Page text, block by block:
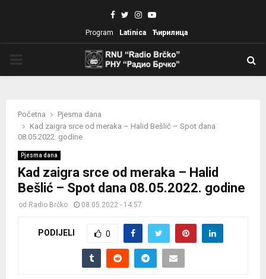
Facebook
TwitterInstagram
Youtube
Program Latinica Ћирилица
Početna
Pjesma dana
Kad zaigra srce od meraka – Halid Bešlić – Spot dana
08.05.2022. godine
Pjesma dana
Kad zaigra srce od meraka – Halid
Bešlić – Spot dana 08.05.2022. godine
od Radio Brčko 08.05.2022 - 14:57
PODIJELI 0